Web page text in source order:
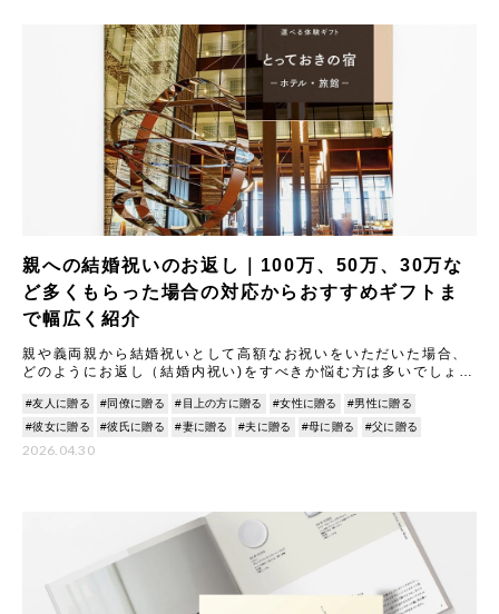
親への結婚祝いのお返し｜100万、50万、30万な
ど多くもらった場合の対応からおすすめギフトま
で幅広く紹介
親や義両親から結婚祝いとして高額なお祝いをいただいた場合、
どのようにお返し（結婚内祝い)をすべきか悩む方は多いでしょ
100
#友人に贈る #同僚に贈る #目上の方に贈る #女性に贈る
#男性に贈る
#彼女に贈る
#彼氏に贈る #妻に贈る #夫に贈る #母に贈る #父に贈る
2026.04.30